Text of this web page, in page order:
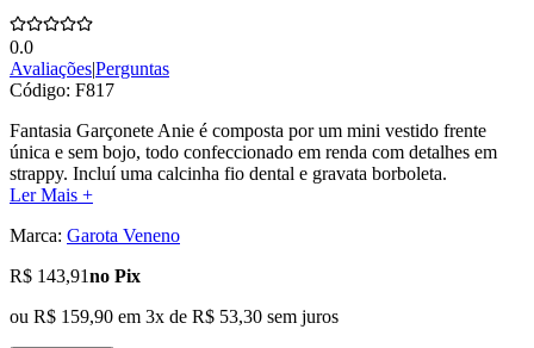
0.0
Avaliações|Perguntas
Código: F817
Fantasia Garçonete Anie é composta por um mini vestido frente
única e sem bojo, todo confeccionado em renda com detalhes em
strappy. Incluí uma calcinha fio dental e gravata borboleta.
Ler Mais +
Marca: Garota Veneno
R$ 143,91no Pix
ou R$ 159,90 em 3x de R$ 53,30 sem juros